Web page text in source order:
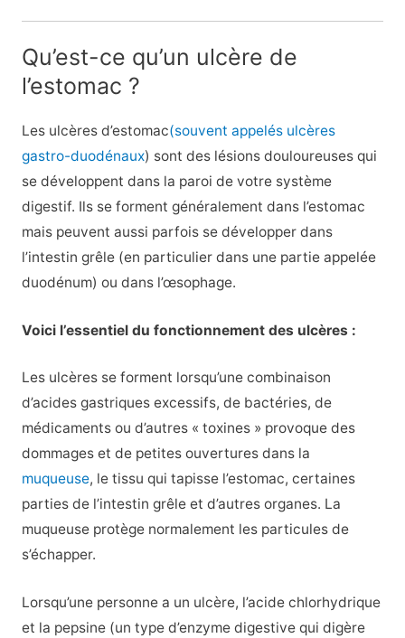
Qu’est-ce qu’un ulcère de
l’estomac ?
Les ulcères d’estomac(souvent appelés ulcères
gastro-duodénaux) sont des lésions douloureuses qui
se développent dans la paroi de votre système
digestif. Ils se forment généralement dans l’estomac
mais peuvent aussi parfois se développer dans
l’intestin grêle (en particulier dans une partie appelée
duodénum) ou dans l’œsophage.
Voici l’essentiel du fonctionnement des ulcères :
Les ulcères se forment lorsqu’une combinaison
d’acides gastriques excessifs, de bactéries, de
médicaments ou d’autres « toxines » provoque des
dommages et de petites ouvertures dans la
muqueuse, le tissu qui tapisse l’estomac, certaines
parties de l’intestin grêle et d’autres organes. La
muqueuse protège normalement les particules de
s’échapper.
Lorsqu’une personne a un ulcère, l’acide chlorhydrique
et la pepsine (un type d’enzyme digestive qui digère